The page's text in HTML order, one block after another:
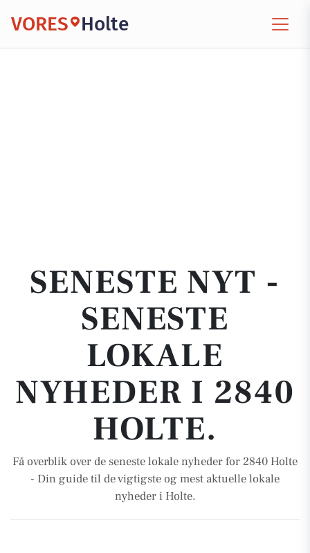
VORES Holte
SENESTE NYT -
SENESTE
LOKALE
NYHEDER I 2840
HOLTE.
Få overblik over de seneste lokale nyheder for 2840 Holte
- Din guide til de vigtigste og mest aktuelle lokale
nyheder i Holte.